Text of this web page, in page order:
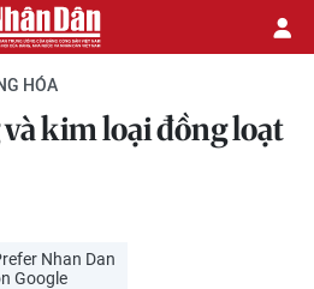
HÓA
kim loại đồng loạt
Nhan Dan
Google